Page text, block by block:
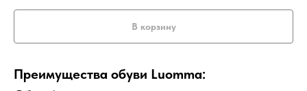
В корзину
Преимущества обуви Luomma: